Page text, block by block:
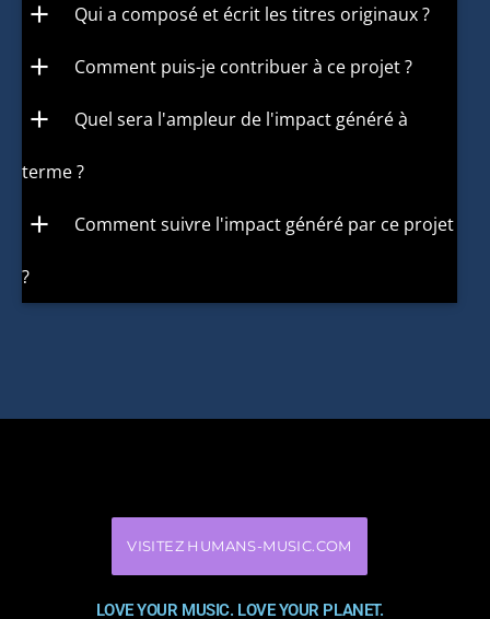
add Qui a composé et écrit les titres originaux ?
add Comment puis-je contribuer à ce projet ?
add Quel sera l'ampleur de l'impact généré à
terme ?
add Comment suivre l'impact généré par ce projet
?
VISITEZ HUMANS-MUSIC.COM
LOVE YOUR MUSIC. LOVE YOUR PLANET.